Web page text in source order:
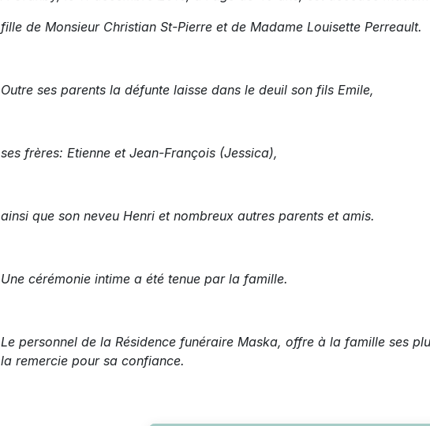
fille de Monsieur Christian St-Pierre et de Madame Louisette Perreault.
Outre ses parents la défunte laisse dans le deuil son fils Emile,
ses frères: Etienne et Jean-François (Jessica),
ainsi que son neveu Henri et nombreux autres parents et amis.
Une cérémonie intime a été tenue par la famille.
Le personnel de la Résidence funéraire Maska, offre à la famille ses
la remercie pour sa confiance.